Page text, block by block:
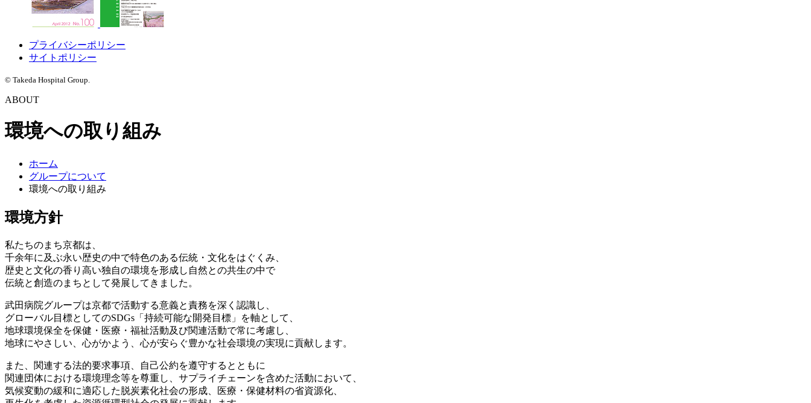
プライバシーポリシー
サイトポリシー
© Takeda Hospital Group.
ABOUT
環境への取り組み
ホーム
グループについて
環境への取り組み
環境方針
私たちのまち京都は、
千余年に及ぶ永い歴史の中で特色のある伝統・文化をはぐくみ、
歴史と文化の香り高い独自の環境を形成し自然との共生の中で
伝統と創造のまちとして発展してきました。
武田病院グループは京都で活動する意義と責務を深く認識し、
グローバル目標としてのSDGs「持続可能な開発目標」を軸として、
地球環境保全を保健・医療・福祉活動及び関連活動で常に考慮し、
地球にやさしい、心がかよう、心が安らぐ豊かな社会環境の実現に貢献します。
また、関連する法的要求事項、自己公約を遵守するとともに
関連団体における環境理念等を尊重し、サプライチェーンを含めた活動において、
気候変動の緩和に適応した脱炭素化社会の形成、医療・保健材料の省資源化、